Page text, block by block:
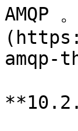
AMQP
amqp-